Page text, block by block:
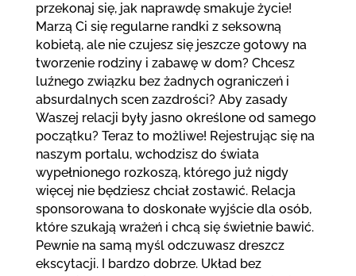
przekonaj się, jak naprawdę smakuje życie!
Marzą Ci się regularne randki z seksowną
kobietą, ale nie czujesz się jeszcze gotowy na
tworzenie rodziny i zabawę w dom? Chcesz
luźnego związku bez żadnych ograniczeń i
absurdalnych scen zazdrości? Aby zasady
Waszej relacji były jasno określone od samego
początku? Teraz to możliwe! Rejestrując się na
naszym portalu, wchodzisz do świata
wypełnionego rozkoszą, którego już nigdy
więcej nie będziesz chciał zostawić. Relacja
sponsorowana to doskonałe wyjście dla osób,
które szukają wrażeń i chcą się świetnie bawić.
Pewnie na samą myśl odczuwasz dreszcz
ekscytacji. I bardzo dobrze. Układ bez